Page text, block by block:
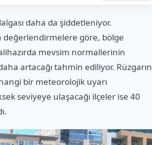
daha da şiddetleniyor.
değerlendirmelere göre, bölge
mevsim normallerinin
artacağı tahmin ediliyor. Rüzgarın
bir meteorolojik uyarı
seviyeye ulaşacağı ilçeler ise 40